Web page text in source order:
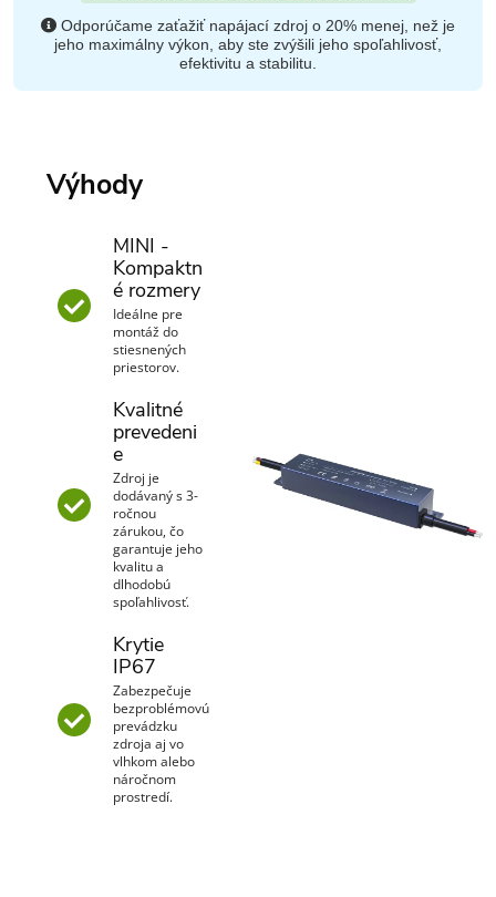
Odporúčame zaťažiť napájací zdroj o 20% menej, než je
jeho maximálny výkon, aby ste zvýšili jeho spoľahlivosť,
efektivitu a stabilitu.
Výhody
MINI -
Kompaktn
é rozmery
Ideálne pre
montáž do
stiesnených
priestorov.
Kvalitné
prevedeni
e
Zdroj je
dodávaný s 3-
ročnou
zárukou, čo
garantuje jeho
kvalitu a
dlhodobú
spoľahlivosť.
Krytie
IP67
Zabezpečuje
bezproblémovú
prevádzku
zdroja aj vo
vlhkom alebo
náročnom
prostredí.